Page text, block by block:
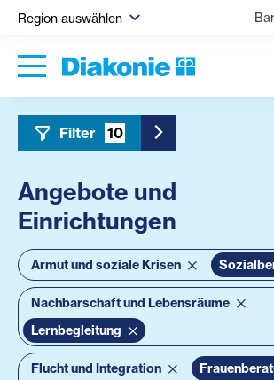
Region auswählen
Filter 10 Toggle Sidebar
Angebote und
Einrichtungen
Armut und soziale Krisen
Nachbarschaft und Lebensräume
Lernbegleitung
Flucht und Integration